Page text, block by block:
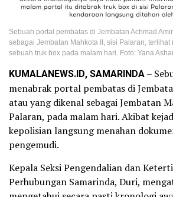
Sebuah portal pembatas di Jembatan Achmad
sebagai Jembatan Mahkota II, sisi Palaran,
sebuah truk box pada malam hari. Foto: Yana
KUMALANEWS.ID, SAMARINDA–
menabrak portal pembatas di
atau yang dikenal sebagai Jembatan
Palaran, pada malam hari. Akibat
kepolisian langsung menahan
pengemudi.
Kepala Seksi Pengendalian dan
Perhubungan Samarinda, Duri,